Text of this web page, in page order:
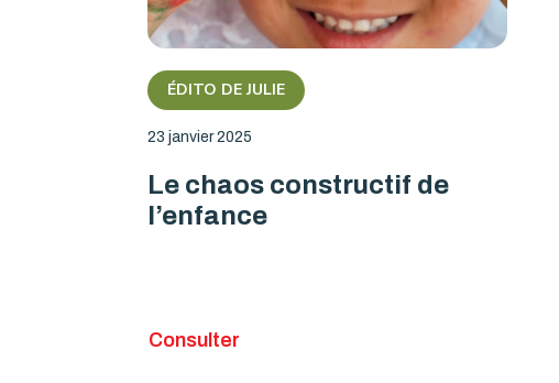
ÉDITO DE JULIE
23 janvier 2025
Le chaos constructif de
l’enfance
Consulter